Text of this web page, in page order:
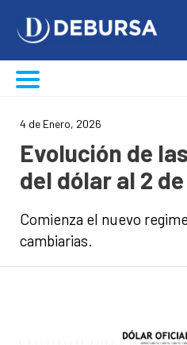
4 de Enero, 2026
Evolución de
del dólar al 2
Comienza el nuevo
cambiarias.